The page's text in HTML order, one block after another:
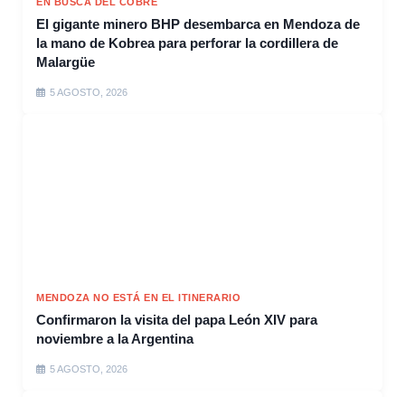
El gigante minero BHP desembarca en Mendoza de
la mano de Kobrea para perforar la cordillera de
Malargüe
5 AGOSTO, 2026
MENDOZA NO ESTÁ EN EL ITINERARIO
Confirmaron la visita del papa León XIV para
noviembre a la Argentina
5 AGOSTO, 2026